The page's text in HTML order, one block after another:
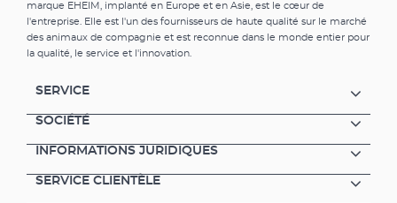
marque EHEIM, implanté en Europe et en Asie, est le cœur de
l'entreprise. Elle est l'un des fournisseurs de haute qualité sur le marché
des animaux de compagnie et est reconnue dans le monde entier pour
la qualité, le service et l'innovation.
SERVICE
SOCIÉTÉ
INFORMATIONS JURIDIQUES
SERVICE CLIENTÈLE